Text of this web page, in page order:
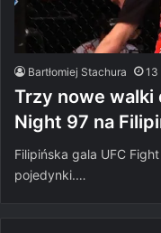
Bartłomiej Stachura 13
Trzy nowe walki
Night 97 na
Filipińska gala UFC
pojedynki.…